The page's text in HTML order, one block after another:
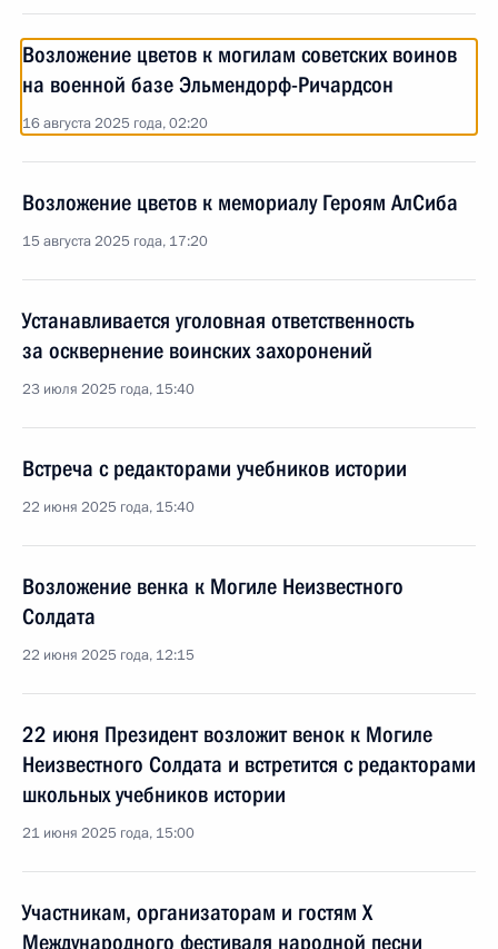
Возложение цветов к могилам советских воинов
на военной базе Эльмендорф-Ричардсон
16 августа 2025 года, 02:20
Возложение цветов к мемориалу Героям АлСиба
15 августа 2025 года, 17:20
Устанавливается уголовная ответственность
за осквернение воинских захоронений
23 июля 2025 года, 15:40
Встреча с редакторами учебников истории
22 июня 2025 года, 15:40
Возложение венка к Могиле Неизвестного
Солдата
22 июня 2025 года, 12:15
22 июня Президент возложит венок к Могиле
Неизвестного Солдата и встретится с редакторами
школьных учебников истории
21 июня 2025 года, 15:00
Участникам, организаторам и гостям X
Международного фестиваля народной песни